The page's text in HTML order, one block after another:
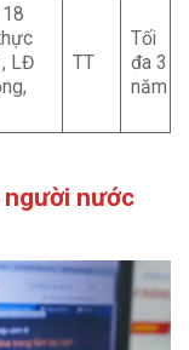
LĐ
TT
Tối
đa 3
năm
nước